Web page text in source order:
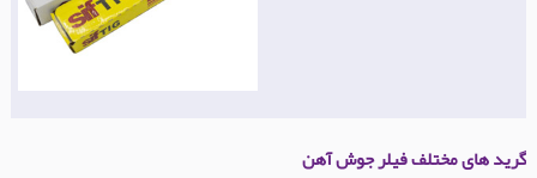
گرید های مختلف فیلر جوش آهن